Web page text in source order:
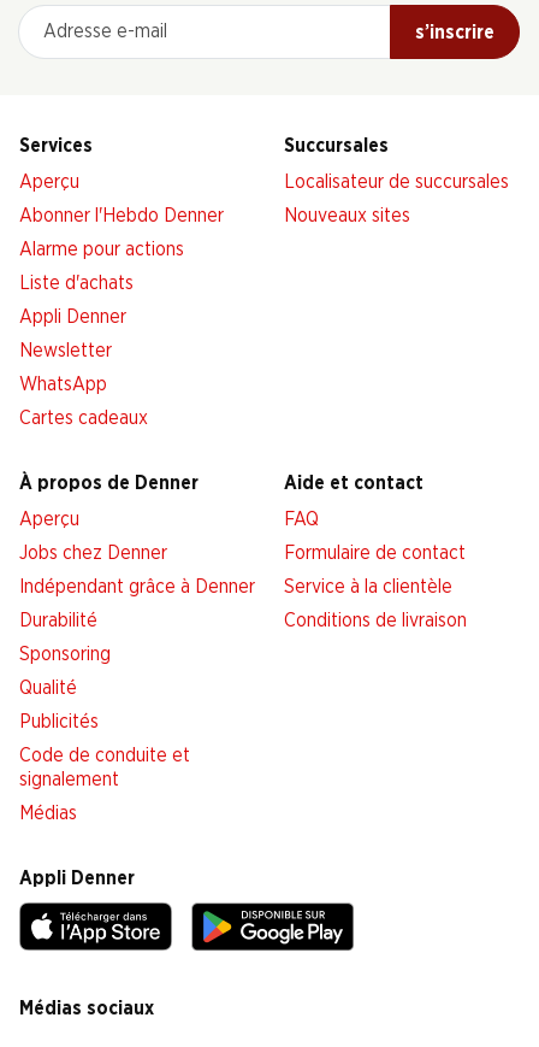
Adresse e-mail
s’inscrire
Services
Aperçu
Abonner l'Hebdo Denner
Alarme pour actions
Liste d'achats
Appli Denner
Newsletter
WhatsApp
Cartes cadeaux
Succursales
Localisateur de succursales
Nouveaux sites
À propos de Denner
Aperçu
Jobs chez Denner
Indépendant grâce à Denner
Durabilité
Sponsoring
Qualité
Publicités
Code de conduite et
signalement
Médias
Aide et contact
FAQ
Formulaire de contact
Service à la clientèle
Conditions de livraison
Appli Denner
Médias sociaux